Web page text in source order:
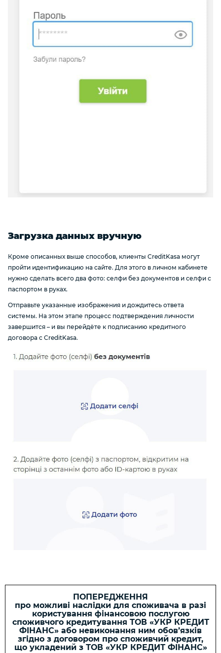
Загрузка данных вручную
Кроме описанных выше способов, клиенты CreditKasa могут
пройти идентификацию на сайте. Для этого в личном кабинете
нужно сделать всего два фото: селфи без документов и селфи с
паспортом в руках.
Отправьте указанные изображения и дождитесь ответа
системы. На этом этапе процесс подтверждения личности
завершится – и вы перейдёте к подписанию кредитного
договора с CreditKasa.
ПОПЕРЕДЖЕННЯ
про можливі наслідки для споживача в разі
користування фінансовою послугою
споживчого кредитування ТОВ «УКР КРЕДИТ
ФІНАНС» або невиконання ним обов’язків
згідно з договором про споживчий кредит,
що укладений з ТОВ «УКР КРЕДИТ ФІНАНС»